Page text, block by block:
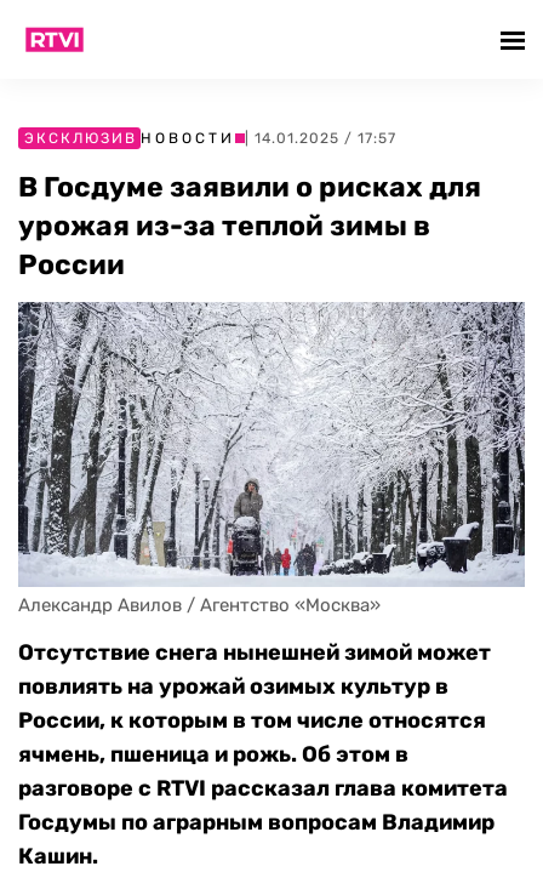
ЭКСКЛЮЗИВ НОВОСТИ | 14.01.2025 / 17:57
В Госдуме заявили о рисках для
урожая из-за теплой зимы в
России
Александр Авилов / Агентство «Москва»
Отсутствие снега нынешней зимой может
повлиять на урожай озимых культур в
России, к которым в том числе относятся
ячмень, пшеница и рожь. Об этом в
разговоре с RTVI рассказал глава комитета
Госдумы по аграрным вопросам Владимир
Кашин.